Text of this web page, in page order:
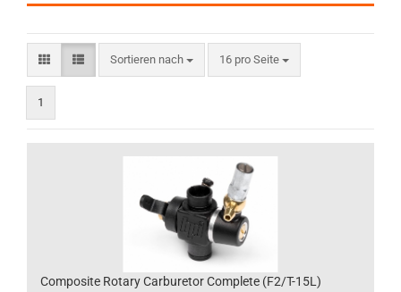
Sortieren nach
Sortieren nach 16 pro Seite
pro Seite
1
Composite Rotary Carburetor Complete (F2/T-15L)